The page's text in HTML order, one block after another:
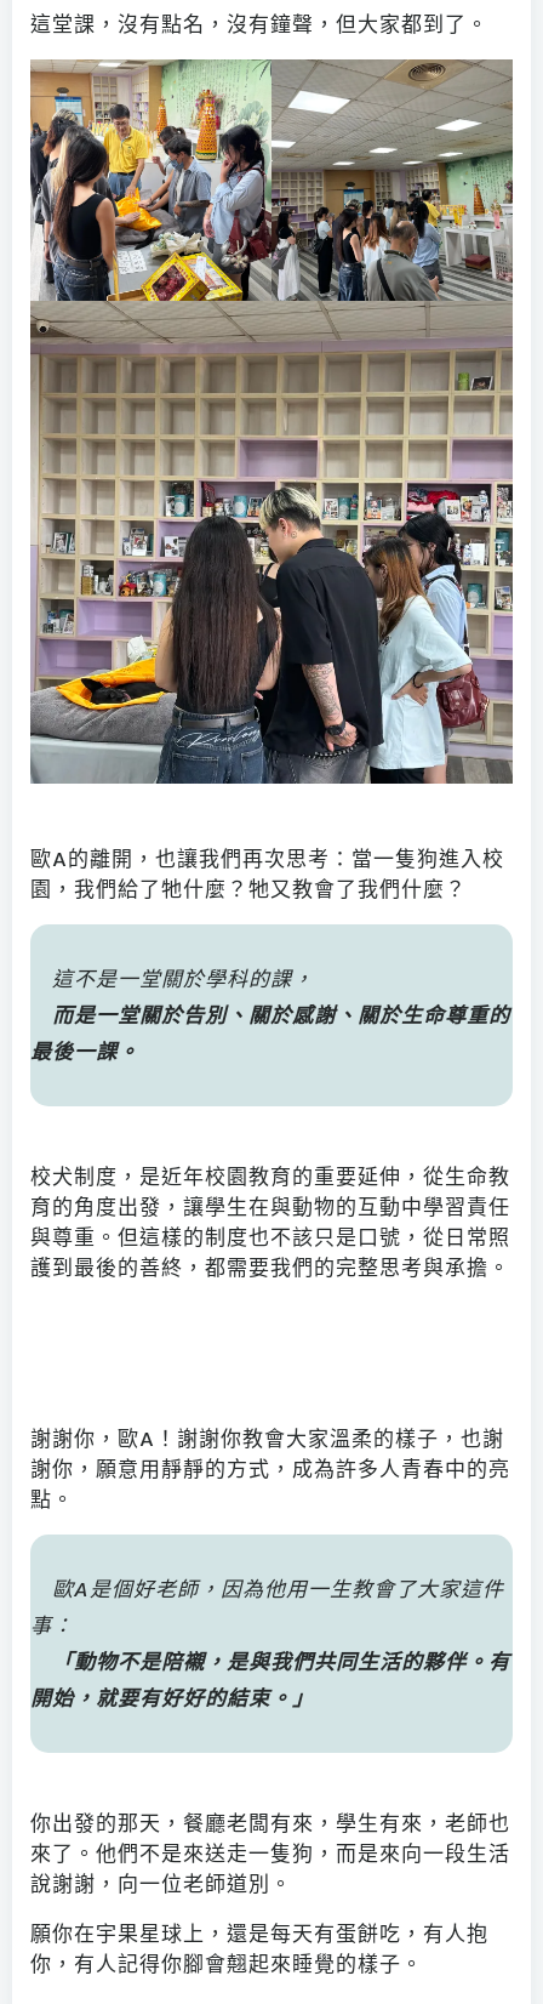
這堂課，沒有點名，沒有鐘聲，但大家都到了。
歐A的離開，也讓我們再次思考：當一隻狗進入校
園，我們給了牠什麼？牠又教會了我們什麼？
這不是一堂關於學科的課，
而是一堂關於告別、關於感謝、關於生命尊重的
最後一課。
校犬制度，是近年校園教育的重要延伸，從生命教
育的角度出發，讓學生在與動物的互動中學習責任
與尊重。但這樣的制度也不該只是口號，從日常照
護到最後的善終，都需要我們的完整思考與承擔。
謝謝你，歐A！謝謝你教會大家溫柔的樣子，也謝
謝你，願意用靜靜的方式，成為許多人青春中的亮
點。
歐A是個好老師，因為他用一生教會了大家這件
事：
「動物不是陪襯，是與我們共同生活的夥伴。有
開始，就要有好好的結束。」
你出發的那天，餐廳老闆有來，學生有來，老師也
來了。他們不是來送走一隻狗，而是來向一段生活
說謝謝，向一位老師道別。
願你在宇果星球上，還是每天有蛋餅吃，有人抱
你，有人記得你腳會翹起來睡覺的樣子。